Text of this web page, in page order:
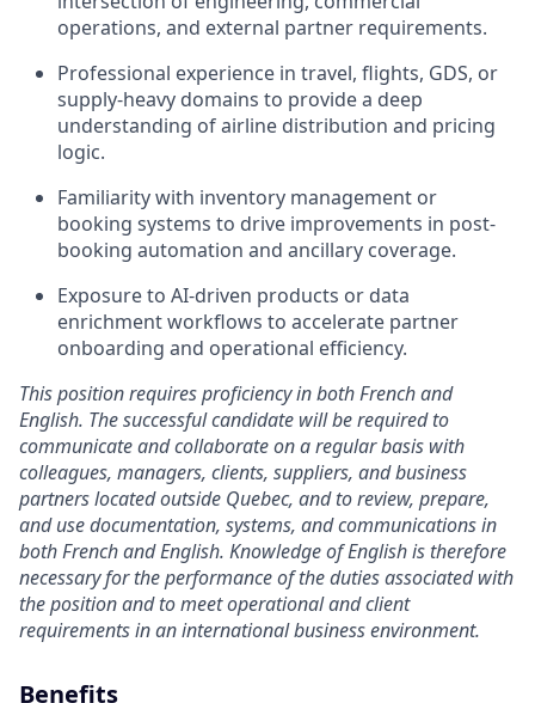
operations, and external partner requirements.
Professional experience in travel, flights, GDS, or
supply-heavy domains to provide a deep
understanding of airline distribution and pricing
logic.
Familiarity with inventory management or
booking systems to drive improvements in post-
booking automation and ancillary coverage.
Exposure to AI-driven products or data
enrichment workflows to accelerate partner
onboarding and operational efficiency.
This position requires proficiency in both French and
English. The successful candidate will be required to
communicate and collaborate on a regular basis with
colleagues, managers, clients, suppliers, and business
partners located outside Quebec, and to review, prepare,
and use documentation, systems, and communications in
both French and English. Knowledge of English is therefore
necessary for the performance of the duties associated with
the position and to meet operational and client
requirements in an international business environment.
Benefits